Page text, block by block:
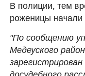
В полиции, тем
роженицы начали
"По сообщению
Медеуского